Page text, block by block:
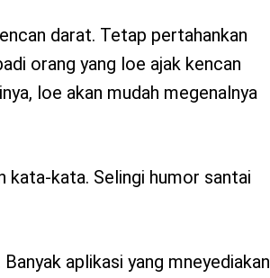
darat. Tetap pertahankan
orang yang loe ajak kencan
loe akan mudah megenalnya
kata-kata. Selingi humor santai
aplikasi yang mneyediakan